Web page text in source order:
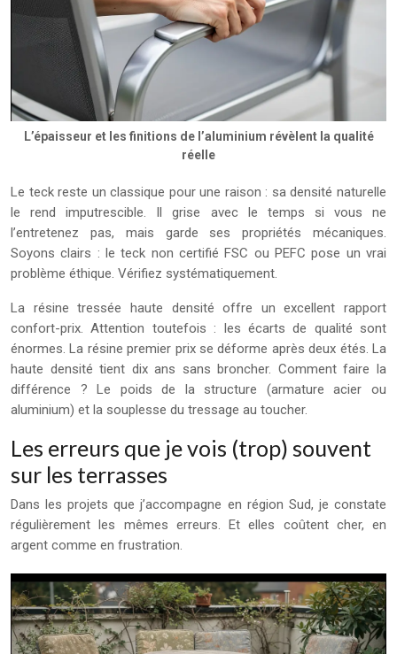
L’épaisseur et les finitions de l’aluminium révèlent la qualité
réelle
Le teck reste un classique pour une raison : sa densité naturelle
le rend imputrescible. Il grise avec le temps si vous ne
l’entretenez pas, mais garde ses propriétés mécaniques.
Soyons clairs : le teck non certifié FSC ou PEFC pose un vrai
problème éthique. Vérifiez systématiquement.
La résine tressée haute densité offre un excellent rapport
confort-prix. Attention toutefois : les écarts de qualité sont
énormes. La résine premier prix se déforme après deux étés. La
haute densité tient dix ans sans broncher. Comment faire la
différence ? Le poids de la structure (armature acier ou
aluminium) et la souplesse du tressage au toucher.
Les erreurs que je vois (trop) souvent
sur les terrasses
Dans les projets que j’accompagne en région Sud, je constate
régulièrement les mêmes erreurs. Et elles coûtent cher, en
argent comme en frustration.